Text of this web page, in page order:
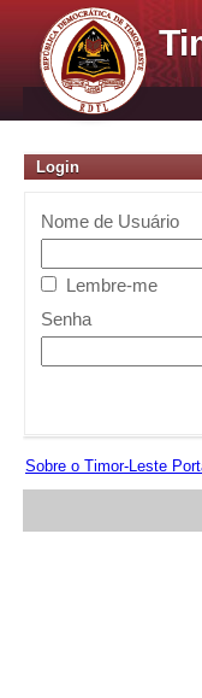
Login
Nome de Usuário
Lembre-me
Senha
Sobre o Timor-Leste